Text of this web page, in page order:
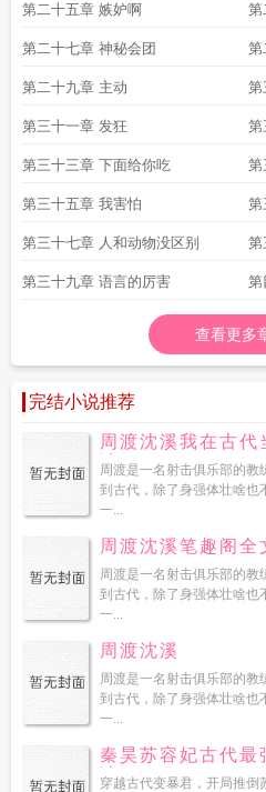
第二十五章 嫉妒啊 第
第二十七章 神秘会团 第
第二十九章 主动 第
第三十一章 发狂 第
第三十三章 下面给你吃 第
第三十五章 我害怕 第
第三十七章 人和动物没区别 第
第三十九章 语言的厉害 第
查看更多
完结小说推荐
周渡沈溪我在古代
读
周渡是一名射击俱乐部的教
到古代，除了身强体壮啥也
一...
周渡沈溪笔趣阁全
周渡是一名射击俱乐部的教
到古代，除了身强体壮啥也
一...
周渡沈溪
周渡是一名射击俱乐部的教
到古代，除了身强体壮啥也
一...
秦昊苏容妃古代最
读
穿越古代变暴君，开局推倒